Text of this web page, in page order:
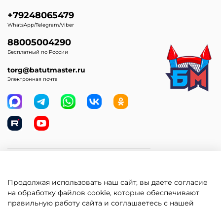
Клиентам
+79248065479
WhatsApp/Telegram/Viber
88005004290
Бесплатный по России
torg@batutmaster.ru
Электронная почта
Продолжая использовать наш сайт, вы даете согласие
на обработку файлов cookie, которые обеспечивают
правильную работу сайта и соглашаетесь с нашей